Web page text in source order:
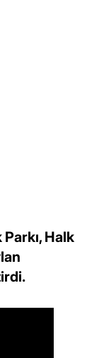
Halk